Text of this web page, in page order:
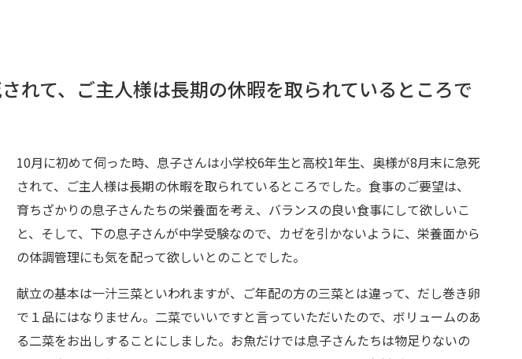
れて、ご主人様は長期の休暇を取られているところで
10月に初めて伺った時、息子さんは小学校6年生と高校1年生、奥様が8月末に急死
されて、ご主人様は長期の休暇を取られているところでした。食事のご要望は、
育ちざかりの息子さんたちの栄養面を考え、バランスの良い食事にして欲しいこ
と、そして、下の息子さんが中学受験なので、カゼを引かないように、栄養面から
の体調管理にも気を配って欲しいとのことでした。
献立の基本は一汁三菜といわれますが、ご年配の方の三菜とは違って、だし巻き卵
で１品にはなりません。二菜でいいですと言っていただいたので、ボリュームのあ
る二菜をお出しすることにしました。お魚だけでは息子さんたちは物足りないの